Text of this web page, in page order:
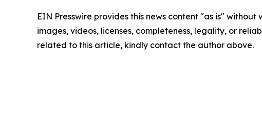
EIN Presswire provides this news content "as is"
images, videos, licenses, completeness, legality, or
related to this article, kindly contact the author above.